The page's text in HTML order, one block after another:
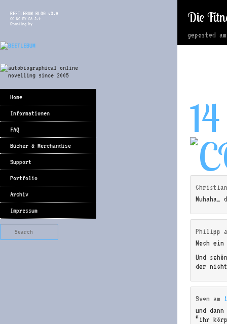
BEETLEBUM BLOG v3.0
CC NC-BY-SA 3.0
Standing by
Home
Informationen
FAQ
Bücher & Merchandise
Support
Portfolio
Archiv
Impressum
Die
geposted
14
Christian
Philipp
Noch
Und
der
Sven am
und
“ihr